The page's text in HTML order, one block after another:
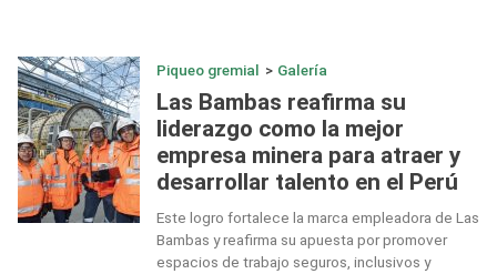
Piqueo gremial > Galería
Las Bambas reafirma su
liderazgo como la mejor
empresa minera para atraer y
desarrollar talento en el Perú
Este logro fortalece la marca empleadora de Las
Bambas y reafirma su apuesta por promover
espacios de trabajo seguros, inclusivos y